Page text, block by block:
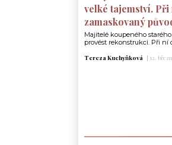
velké tajemství.
zamaskovaný
Majitelé koupeného
provést rekonstrukci. Při ní
Tereza Kuchyňková | 12.